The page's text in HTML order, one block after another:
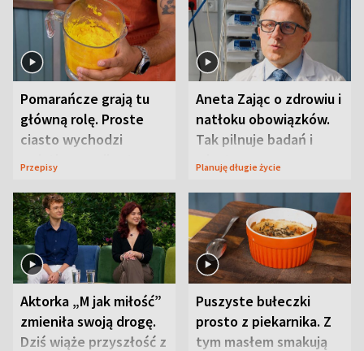
Pomarańcze grają tu
główną rolę. Proste
ciasto wychodzi
wyjątkowo wilgotne
Przepisy
Aneta Zając o zdrowiu i
natłoku obowiązków.
Tak pilnuje badań i
wizyt
Planuję długie życie
Aktorka „M jak miłość”
zmieniła swoją drogę.
Dziś wiąże przyszłość z
Puszyste bułeczki
prosto z piekarnika. Z
tym masłem smakują